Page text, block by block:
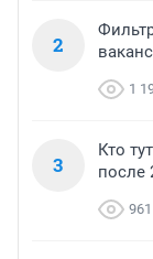
2
1
3
Кто
после
961